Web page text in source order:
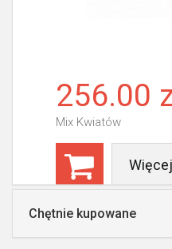
256.00
Mix Kwiatów
Więcej
Chętnie kupowane